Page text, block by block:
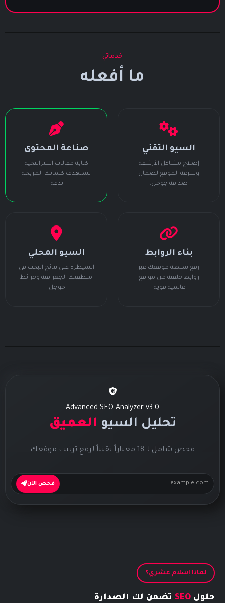
خدماتي
ما أفعله
السيو التقني
إصلاح مشاكل الأرشفة
وسرعة الموقع لضمان
صداقة جوجل.
صناعة المحتوى
كتابة مقالات استراتيجية
تستهدف كلماتك المربحة
بدقة.
بناء الروابط
رفع سلطة موقعك عبر
روابط خلفية من مواقع
عالمية قوية.
السيو المحلي
السيطرة على نتائج البحث في
منطقتك الجغرافية وخرائط
جوجل.
Advanced SEO Analyzer v3.0
تحليل السيو العميق
فحص شامل لـ 18 معياراً تقنياً لرفع ترتيب موقعك
فحص الآن
لماذا إسلام عشري؟
حلول SEO تضمن لك الصدارة